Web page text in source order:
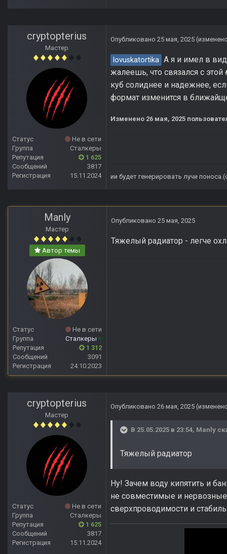
cryptopterius
Мастер
Статус
Не в сети
Группа
Сталкеры
Репутация
1 625
Сообщений
3817
Регистрация
15.11.2024
Опубликовано 25 мая, 2025
lovuskatortika А я и имел в
жалеешь, что связался с этой
куб солиднее и надежнее,
формат изменится в
Изменено 26 мая, 2025
ии будет генерировать лучи
Manly
Мастер
Автор темы
Статус
Не в сети
Группа
Сталкеры +
Репутация
1 312
Сообщений
3091
Регистрация
24.10.2023
Опубликовано 25 мая, 2025
Тяжелый радиатор - легче
cryptopterius
Мастер
Статус
Не в сети
Группа
Сталкеры
Репутация
1 625
Сообщений
3817
Регистрация
15.11.2024
Опубликовано 26 мая, 2025
В 25.05.2025 в 23:54, Manly
Тяжелый радиатор
Ну! Зачем воду кипятить и
не совместимые и
сверхпроводимости и